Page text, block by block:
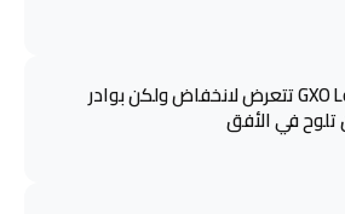
GXO Logistics تتعرض لانخفاض ولكن بوادر
تلوح في الأفق